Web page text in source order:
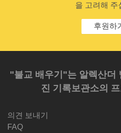
을 고려해 주
후원하기
"불교 배우기"는 알렉산더
진 기록보관소의
의견 보내기
FAQ